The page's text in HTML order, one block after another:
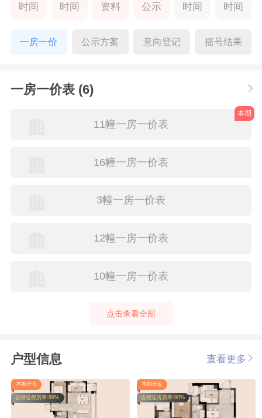
时间
时间
资料
公示
时间
时间
一房一价 公示方案 意向登记 摇号结果
一房一价表 (6)
11幢一房一价表
本期
16幢一房一价表
3幢一房一价表
12幢一房一价表
10幢一房一价表
点击查看全部
户型信息 查看更多
本期开盘
含赠送得房率:89%
本期开盘
含赠送得房率:90%